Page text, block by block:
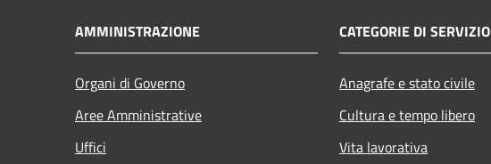
AMMINISTRAZIONE
Organi di Governo
Aree Amministrative
Uffici
CATEGORIE DI SERVIZIO
Anagrafe e stato civile
Cultura e tempo libero
Vita lavorativa